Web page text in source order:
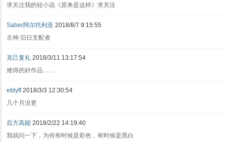
求关注我的轻小说《原来是这样》求关注
Saber阿尔托利亚 2018/8/7 9:15:55
古神 旧日支配者
克己复礼 2018/3/11 13:17:54
难得的好作品……
etdyff2018/3/3 12:30:54
几个月没更
后方高能 2018/2/22 14:19:40
我就问一下，为何有时候是彩色，有时候是黑白